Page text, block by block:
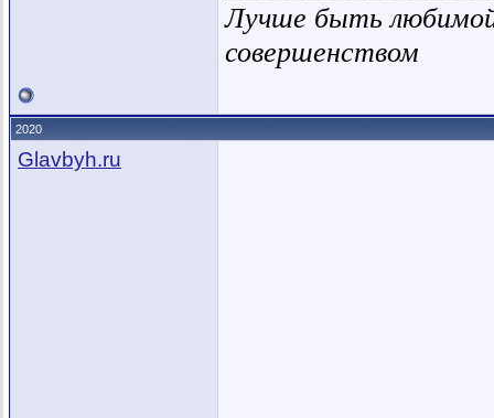
Лучше быть
совершенством
2020
Glavbyh.ru